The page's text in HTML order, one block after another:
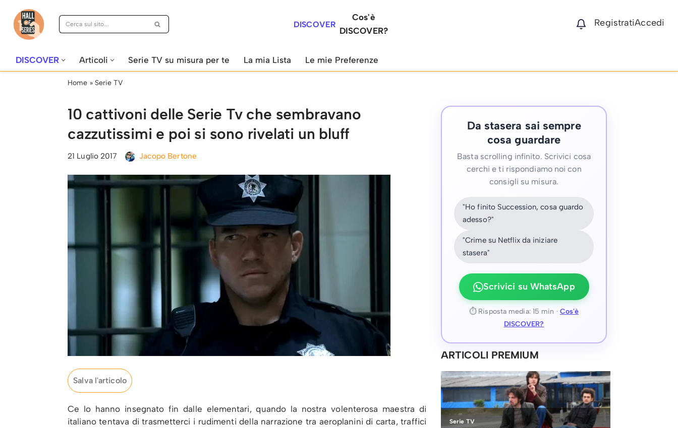
Vai
DISCOVER
Cos'è
DISCOVER?
RegistratiAccedi
DISCOVER Articoli Serie TV su misura per te La mia Lista Le mie Preferenze
Home » Serie TV
10 cattivoni delle Serie Tv che sembravano
cazzutissimi e poi si sono rivelati un bluff
21 Luglio 2017 Jacopo Bertone
Salva l'articolo
Ce lo hanno insegnato fin dalle elementari, quando la nostra volenterosa maestra di
italiano tentava di trasmetterci i rudimenti della narrazione tra aeroplanini di carta, traffici
Da stasera sai sempre
cosa guardare
Basta scrolling infinito. Scrivici cosa
cerchi e ti rispondiamo noi con
consigli su misura.
"Ho finito Succession, cosa guardo
adesso?"
"Crime su Netflix da iniziare
stasera"
Scrivici su WhatsApp
⏱ Risposta media: 15 min · Cos'è
DISCOVER?
ARTICOLI PREMIUM